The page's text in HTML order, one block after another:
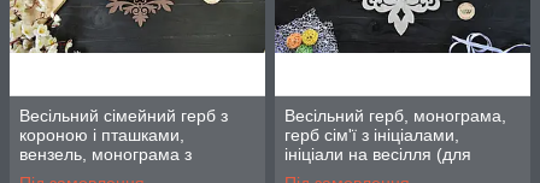
Весільний сімейний герб з
короною і пташками,
вензель, монограма з
прізвищем, ініціалами та
Весільний герб, монограма,
герб сім'ї з ініціалами,
ініціали на весілля (для
прикраси фотозоны або